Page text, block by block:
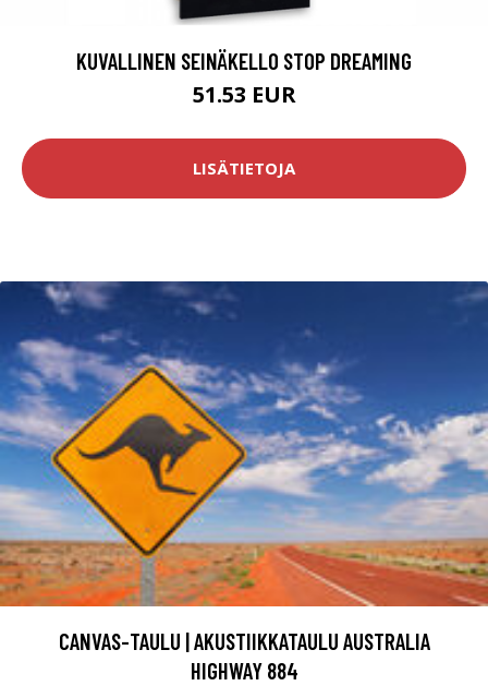
KUVALLINEN SEINÄKELLO STOP DREAMING
51.53 EUR
LISÄTIETOJA
CANVAS-TAULU | AKUSTIIKKATAULU AUSTRALIA
HIGHWAY 884